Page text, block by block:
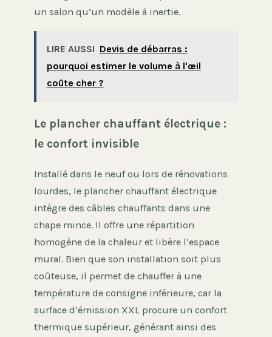
un salon qu’un modèle à inertie.
LIRE AUSSI Devis de débarras :
pourquoi estimer le volume à l'œil
coûte cher ?
Le plancher chauffant électrique :
le confort invisible
Installé dans le neuf ou lors de rénovations
lourdes, le plancher chauffant électrique
intègre des câbles chauffants dans une
chape mince. Il offre une répartition
homogène de la chaleur et libère l’espace
mural. Bien que son installation soit plus
coûteuse, il permet de chauffer à une
température de consigne inférieure, car la
surface d’émission XXL procure un confort
thermique supérieur, générant ainsi des